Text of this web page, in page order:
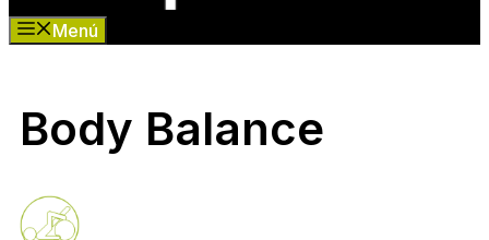
Menú
Body Balance